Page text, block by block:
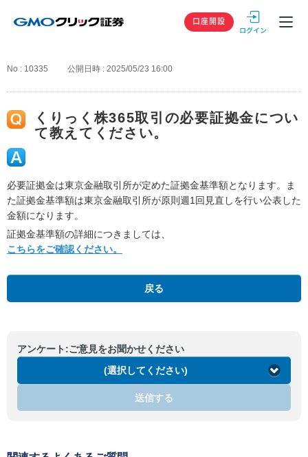
GMOクリック
口座開設
No : 10335 公開日時 : 2025/05/23 16:00
くりっく株365取引の必要証拠金につい
て教えてください。
必要証拠金は東京金融取引所が定めた証拠金基準額となります。ま
た証拠金基準額は東京金融取引所が原則週1回見直しを行い公表した
金額になります。
証拠金基準額の詳細につきましては、
こちらをご確認ください。
戻る
アンケート:ご意見をお聞かせください
(選択してください)
送信する